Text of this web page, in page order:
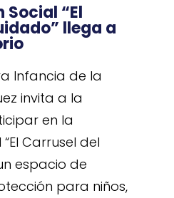
Social “El
llega a
Infancia de la
invita a la
en la
Carrusel del
espacio de
para niños,